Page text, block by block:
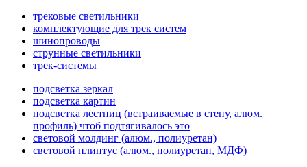
трековые светильники
комплектующие для трек систем
шинопроводы
струнные светильники
трек-системы
подсветка зеркал
подсветка картин
подсветка лестниц (встраиваемые в стену, алюм.
профиль) чтоб подтягивалось это
световой молдинг (алюм., полиуретан)
световой плинтус (алюм., полиуретан, МДФ)